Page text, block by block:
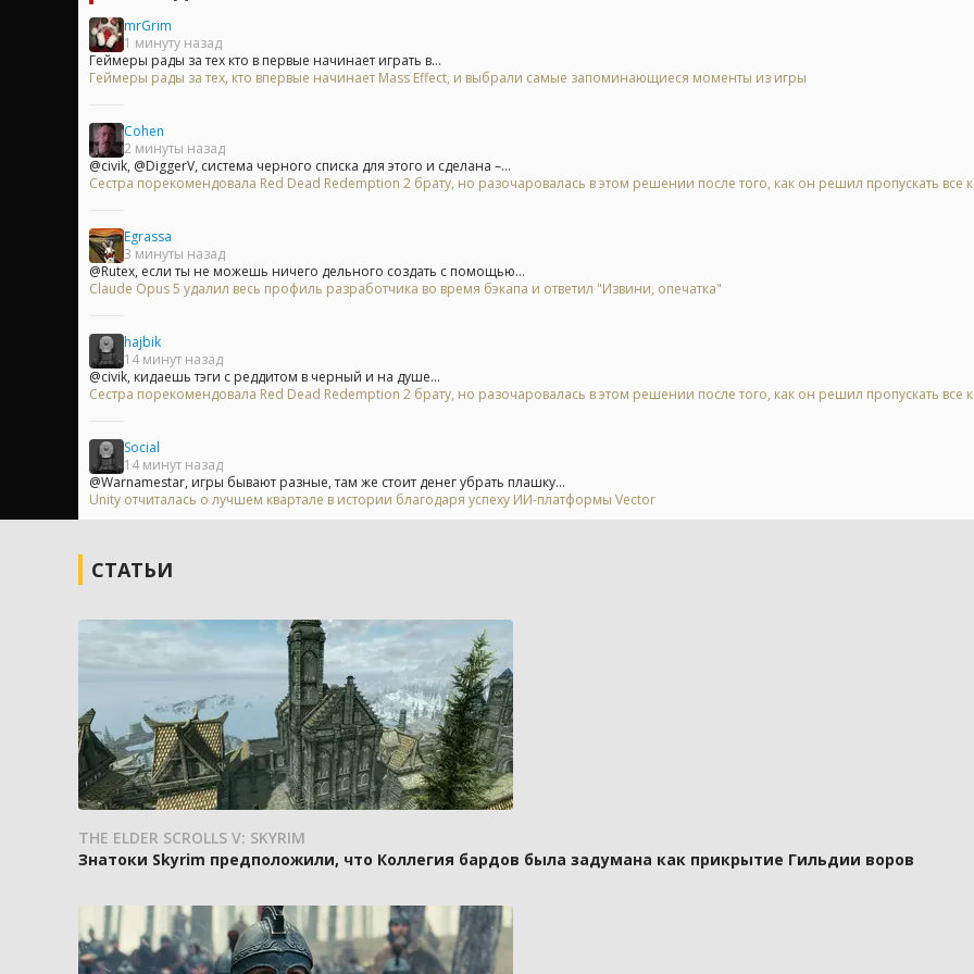
mrGrim
1 минуту назад
Геймеры рады за тех кто в первые начинает играть в...
Геймеры рады за тех, кто впервые начинает Mass Effect, и выбрали самые запоминающиеся моменты из игры
Cohen
2 минуты назад
@civik, @DiggerV, система черного списка для этого и сделана –...
Сестра порекомендовала Red Dead Redemption 2 брату, но разочаровалась в этом решении после того, как он решил пропускать все
Egrassa
3 минуты назад
@Rutex, если ты не можешь ничего дельного создать с помощью...
Claude Opus 5 удалил весь профиль разработчика во время бэкапа и ответил "Извини, опечатка"
hajbik
14 минут назад
@civik, кидаешь тэги с реддитом в черный и на душе...
Сестра порекомендовала Red Dead Redemption 2 брату, но разочаровалась в этом решении после того, как он решил пропускать все
Social
14 минут назад
@Warnamestar, игры бывают разные, там же стоит денег убрать плашку...
Unity отчиталась о лучшем квартале в истории благодаря успеху ИИ-платформы Vector
СТАТЬИ
THE ELDER SCROLLS V: SKYRIM
Знатоки Skyrim предположили, что Коллегия бардов была задумана как прикрытие Гильдии воров